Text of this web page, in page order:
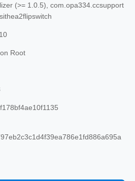
(>= 1.0.5), com.opa334.ccsupport
Root